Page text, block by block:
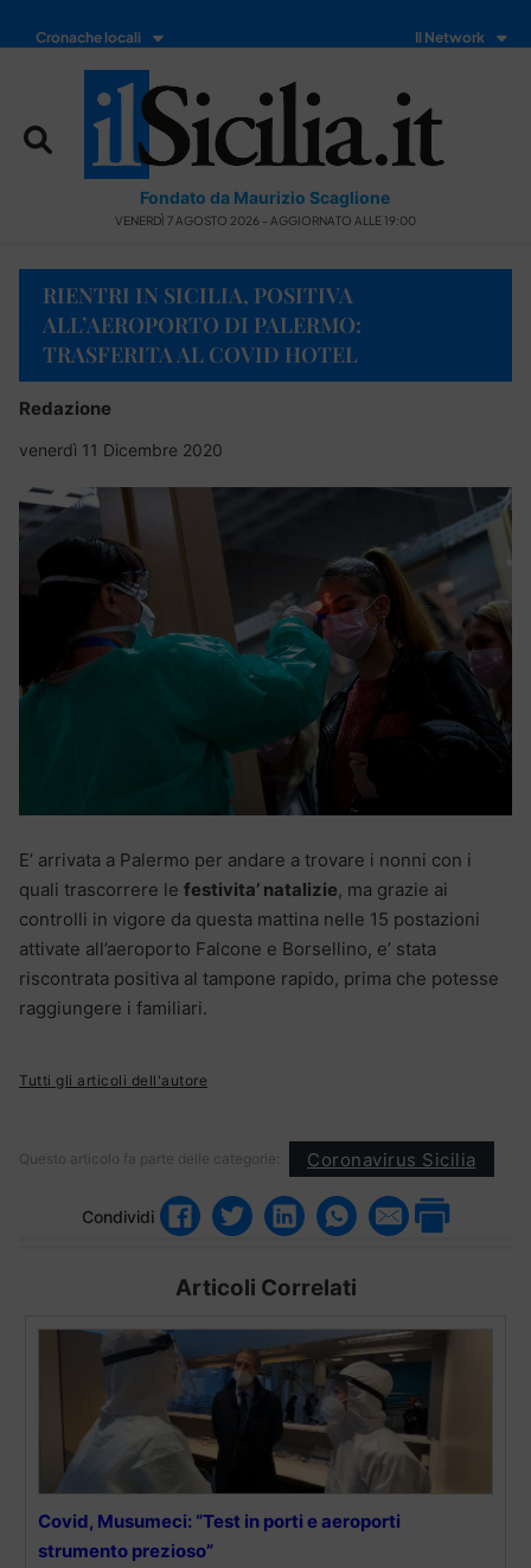
Cronache locali Il Network
Fondato da Maurizio Scaglione
VENERDÌ 7 AGOSTO 2026 - AGGIORNATO ALLE 19:00
RIENTRI IN SICILIA, POSITIVA
ALL’AEROPORTO DI PALERMO:
TRASFERITA AL COVID HOTEL
Redazione
venerdì 11 Dicembre 2020
E’ arrivata a Palermo per andare a trovare i nonni con i
quali trascorrere le festivita’ natalizie, ma grazie ai
controlli in vigore da questa mattina nelle 15 postazioni
attivate all’aeroporto Falcone e Borsellino, e’ stata
riscontrata positiva al tampone rapido, prima che potesse
raggiungere i familiari.
Tutti gli articoli dell'autore
Questo articolo fa parte delle categorie: Coronavirus Sicilia
Condividi
Articoli Correlati
Covid, Musumeci: “Test in porti e aeroporti
strumento prezioso”